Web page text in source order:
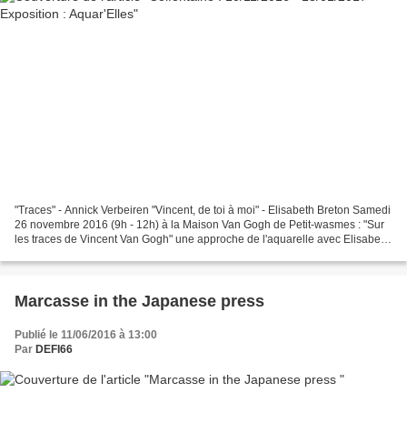
"Traces" - Annick Verbeiren "Vincent, de toi à moi" - Elisabeth Breton Samedi
26 novembre 2016 (9h - 12h) à la Maison Van Gogh de Petit-wasmes : "Sur
les traces de Vincent Van Gogh" une approche de l'aquarelle avec Elisabeth
Marcasse in the Japanese press
Publié le 11/06/2016 à 13:00
Par DEFI66